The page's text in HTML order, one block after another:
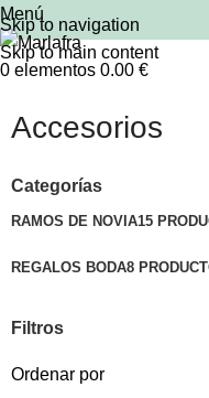
Skip to navigation
Skip to main content
Menú
0 elementos 0.00 €
Accesorios
Categorías
RAMOS DE NOVIA15
REGALOS BODA8
Filtros
Ordenar por